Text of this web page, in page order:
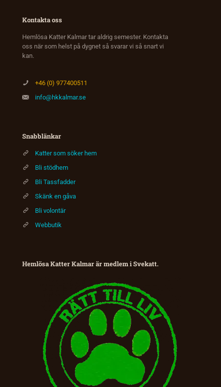
Kontakta oss
Hemlösa Katter Kalmar tar aldrig semester. Kontakta
oss när som helst på dygnet så svarar vi så snart vi
kan.
+46 (0) 977400511
info@hkkalmar.se
Snabblänkar
Katter som söker hem
Bli stödhem
Bli Tassfadder
Skänk en gåva
Bli volontär
Webbutik
Hemlösa Katter Kalmar är medlem i Svekatt.